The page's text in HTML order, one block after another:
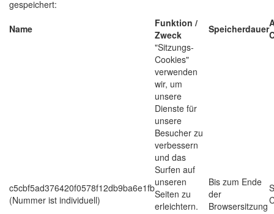
gespeichert:
Name
Funktion /
Zweck
Speicherdauer
c5cbf5ad376420f0578f12db9ba6e1fb
(Nummer ist individuell)
"Sitzungs-
Cookies"
verwenden
wir, um
unsere
Dienste für
unsere
Besucher zu
verbessern
und das
Surfen auf
unseren
Seiten zu
erleichtern.
Bis zum Ende
der
Browsersitzung